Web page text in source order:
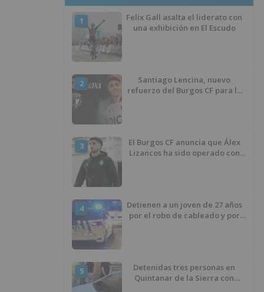
1
Felix Gall asalta el liderato con
una exhibición en El Escudo
2
Santiago Lencina, nuevo
refuerzo del Burgos CF para la
3
El Burgos CF anuncia que Álex
Lizancos ha sido operado con
4
Detienen a un joven de 27 años
por el robo de cableado y por
5
Detenidas tres personas en
Quintanar de la Sierra con